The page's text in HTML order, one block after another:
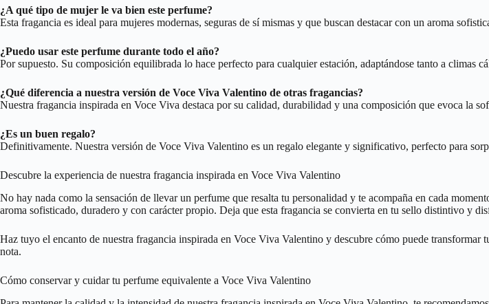
¿A qué tipo de mujer le va bien este perfume?
Esta fragancia es ideal para mujeres modernas, seguras de sí mismas y que buscan destacar con un aroma
¿Puedo usar este perfume durante todo el año?
Por supuesto. Su composición equilibrada lo hace perfecto para cualquier estación, adaptándose tanto a climas
¿Qué diferencia a nuestra versión de Voce Viva Valentino de otras fragancias?
Nuestra fragancia inspirada en Voce Viva destaca por su calidad, durabilidad y una composición que evoca la
¿Es un buen regalo?
Definitivamente. Nuestra versión de Voce Viva Valentino es un regalo elegante y significativo, perfecto para
Descubre la experiencia de nuestra fragancia inspirada en Voce Viva Valentino
No hay nada como la sensación de llevar un perfume que resalta tu personalidad y te acompaña en cada
aroma sofisticado, duradero y con carácter propio. Deja que esta fragancia se convierta en tu sello distintivo y
Haz tuyo el encanto de nuestra fragancia inspirada en Voce Viva Valentino y descubre cómo puede
nota.
Cómo conservar y cuidar tu perfume equivalente a Voce Viva Valentino